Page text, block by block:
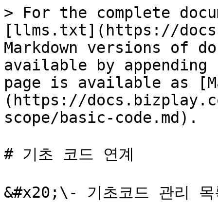
> For the complete
[llms.txt](https://
Markdown versions of
available by
page is available as
(https://
scope/basic-code.md).
# 기초 코드 연계
&#x20;\- 기초코드 관리 목